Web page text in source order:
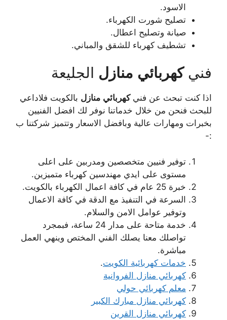
الاسود.
تصليح شورت الكهرباء.
صيانة وتصليح اعطال.
تشطيف كهرباء للشقق والمباني.
فنيكهربائي منازل الجليعة
اذا كنت تبحث عن فنيكهربائي منازل بالكويت فلاداعي
للبحث فنحن من خلال خدماتنا نوفر لك افضل الفنيين
بخبرات ومهارات عالية وبافضل الاسعار وتتميز شركتنا ب
:-
توفير فنيين متخصصين ومدربين على اعلى
مستوى على ايدي مهندسين كهرباء متميزين.
خبرة 25 عام في كافة اعمال الكهرباء بالكويت.
السرعة في التنفيذ مع الدقة في كافة الاعمال
وتوفير عوامل الامن والسلام.
خدمة متاحة على مدار 24 ساعة، فبمجرد
تواصلك معنا يصلك الفني المختص وينهي العمل
مباشرة.
خدمات كهربائية الكويت.
كهربائي منازل الفروانية
معلم كهربائي حولي
كهربائي منازل مبارك الكبير
كهربائي منازل القرين